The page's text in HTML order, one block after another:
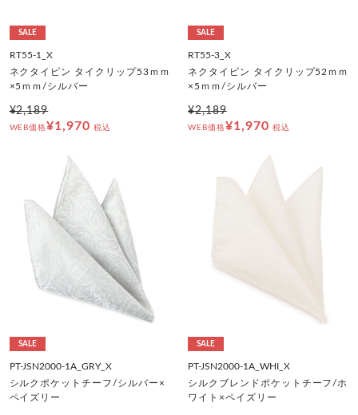
SALE
RT55-1_X
ネクタイピン タイクリップ53ｍｍ
×5ｍｍ/シルバー
¥2,189
WEB価格¥1,970 税込
SALE
RT55-3_X
ネクタイピン タイクリップ52ｍｍ
×5ｍｍ/シルバー
¥2,189
WEB価格¥1,970 税込
SALE
PT-JSN2000-1A_GRY_X
シルクポケットチーフ/シルバー×
ペイズリー
SALE
PT-JSN2000-1A_WHI_X
シルクブレンドポケットチーフ/ホ
ワイト×ペイズリー